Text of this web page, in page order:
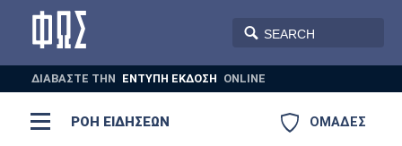
ΔΙΑΒΑΣΤΕ THN ΕΝΤΥΠΗ ΕΚΔΟΣΗ ONLINE
ΟΜΑΔΕΣ
ΡΟΗ ΕΙΔΗΣΕΩΝ